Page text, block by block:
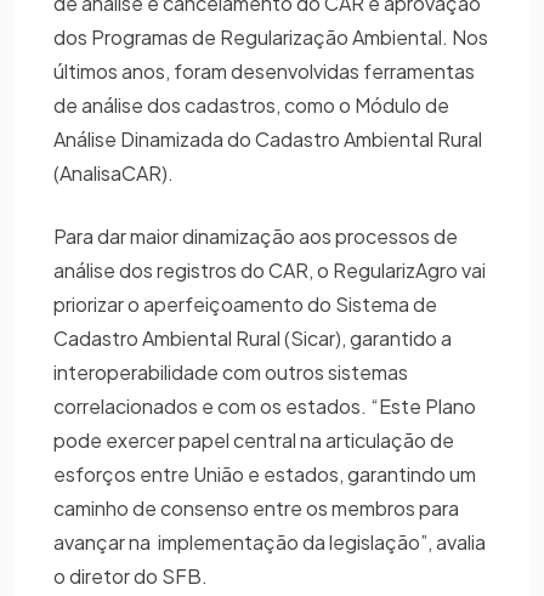
dos Programas de Regularização Ambiental. Nos
últimos anos, foram desenvolvidas ferramentas
de análise dos cadastros, como o Módulo de
Análise Dinamizada do Cadastro Ambiental Rural
(AnalisaCAR).
Para dar maior dinamização aos processos de
análise dos registros do CAR, o RegularizAgro vai
priorizar o aperfeiçoamento do Sistema de
Cadastro Ambiental Rural (Sicar), garantido a
interoperabilidade com outros sistemas
correlacionados e com os estados. “Este Plano
pode exercer papel central na articulação de
esforços entre União e estados, garantindo um
caminho de consenso entre os membros para
avançar na implementação da legislação”, avalia
o diretor do SFB.